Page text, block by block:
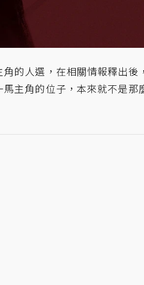
的人選，在相關情報釋出後，
主角的位子，本來就不是那